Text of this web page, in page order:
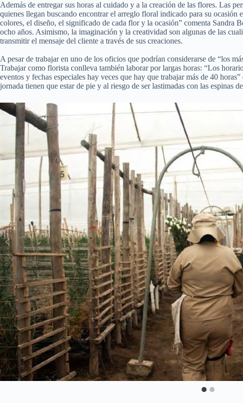
Además de entregar sus horas al cuidado y a la creación de las flores. Las
quienes llegan buscando encontrar el arreglo floral indicado para su ocasión
colores, el diseño, el significado de cada flor y la ocasión” comenta Sandra
ocho años. Asimismo, la imaginación y la creatividad son algunas de las
transmitir el mensaje del cliente a través de sus creaciones.
A pesar de trabajar en uno de los oficios que podrían considerarse de “los
Trabajar como florista conlleva también laborar por largas horas: “Los
eventos y fechas especiales hay veces que hay que trabajar más de 40
jornada tienen que estar de pie y al riesgo de ser lastimadas con las espinas